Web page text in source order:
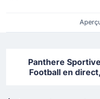
Panthere
Football en